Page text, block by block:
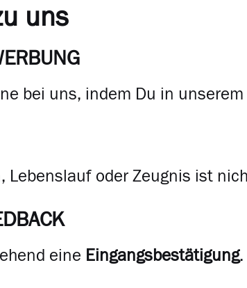
uns
bei uns, indem Du in
Lebenslauf oder Zeugnis ist
eine Eingangsbestätigung.